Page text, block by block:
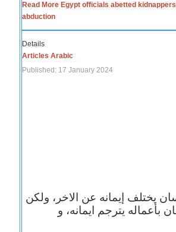
Read More Egypt officials abetted
abduction
Details
Articles Arabic
Published: 17 January 2024
يختلف إيمانه عن الاخر، ولكن
بأعماله يترجم ايمانه، و